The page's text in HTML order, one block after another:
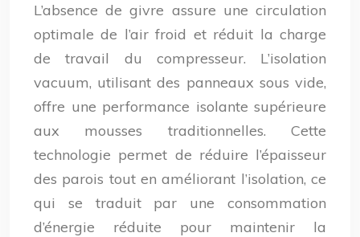
L’absence de givre assure une circulation
optimale de l’air froid et réduit la charge
de travail du compresseur. L’isolation
vacuum, utilisant des panneaux sous vide,
offre une performance isolante supérieure
aux mousses traditionnelles. Cette
technologie permet de réduire l’épaisseur
des parois tout en améliorant l’isolation, ce
qui se traduit par une consommation
d’énergie réduite pour maintenir la